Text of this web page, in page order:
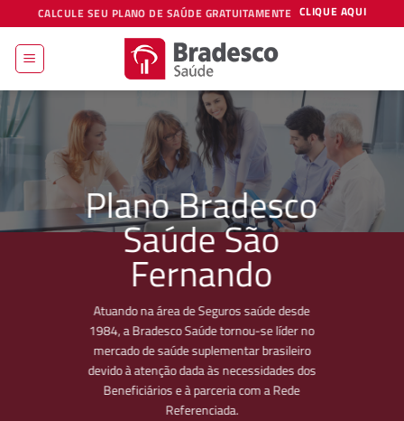
to
content
CALCULE SEU PLANO DE SAÚDE GRATUITAMENTE CLIQUE AQUI
Plano Bradesco
Saúde São
Fernando
Atuando na área de Seguros saúde desde
1984, a Bradesco Saúde tornou-se líder no
mercado de saúde suplementar brasileiro
devido à atenção dada às necessidades dos
Beneficiários e à parceria com a Rede
Referenciada.